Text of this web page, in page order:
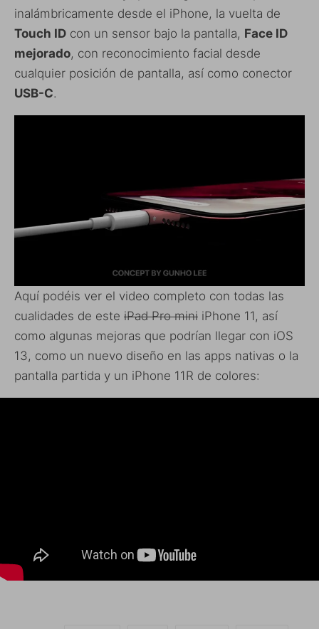
inalámbricamente desde el iPhone, la vuelta de
Touch ID con un sensor bajo la pantalla, Face ID
mejorado, con reconocimiento facial desde
cualquier posición de pantalla, así como conector
USB-C.
Aquí podéis ver el video completo con todas las
cualidades de este iPad Pro mini iPhone 11, así
como algunas mejoras que podrían llegar con iOS
13, como un nuevo diseño en las apps nativas o la
pantalla partida y un iPhone 11R de colores: